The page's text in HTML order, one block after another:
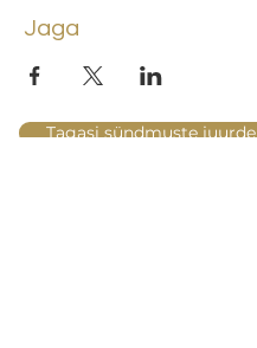
Jaga
Tagasi sündmuste juurde